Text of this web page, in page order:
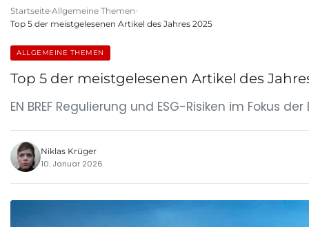
Startseite Allgemeine Themen
Top 5 der meistgelesenen Artikel des Jahres 2025
ALLGEMEINE THEMEN
Top 5 der meistgelesenen Artikel des
EN BREF Regulierung und ESG-Risiken im
Niklas Krüger
10. Januar 2026